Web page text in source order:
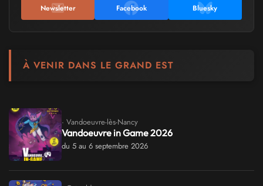
Newsletter Facebook Bluesky
À VENIR DANS LE GRAND EST
· Vandoeuvre-lès-Nancy
Vandoeuvre in Game 2026
du 5 au 6 septembre 2026